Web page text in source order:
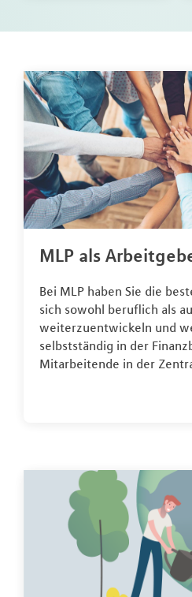
MLP als
Bei MLP haben Sie die
sich sowohl beruflich als
weiterzuentwickeln und
selbstständig in der
Mitarbeitende in der